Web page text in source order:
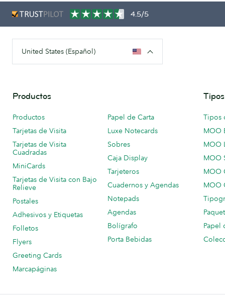
4.5/5
United States (Español)
Productos
Productos
Tarjetas de Visita
Tarjetas de Visita
Cuadradas
MiniCards
Tarjetas de Visita con Bajo
Relieve
Postales
Adhesivos y Etiquetas
Folletos
Flyers
Greeting Cards
Marcapáginas
Papel de Carta
Luxe Notecards
Sobres
Caja Display
Tarjeteros
Cuadernos y Agendas
Notepads
Agendas
Bolígrafo
Porta Bebidas
Tipos
MOO
MOO
MOO
MOO
MOO
Papel